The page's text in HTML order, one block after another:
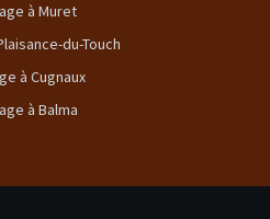
à Muret
du-Touch
à Cugnaux
à Balma